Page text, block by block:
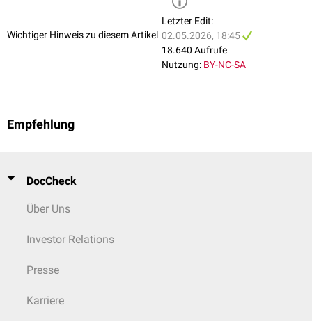
Wichtiger Hinweis zu diesem Artikel
Letzter Edit:
02.05.2026, 18:45
18.640 Aufrufe
Nutzung: BY-NC-SA
Empfehlung
DocCheck
Über Uns
Investor Relations
Presse
Karriere